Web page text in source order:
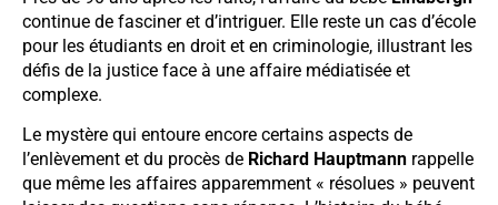
continue de fasciner et d’intriguer. Elle reste un cas d’école
pour les étudiants en droit et en criminologie, illustrant les
défis de la justice face à une affaire médiatisée et
complexe.
Le mystère qui entoure encore certains aspects de
l’enlèvement et du procès de Richard Hauptmann rappelle
que même les affaires apparemment « résolues » peuvent